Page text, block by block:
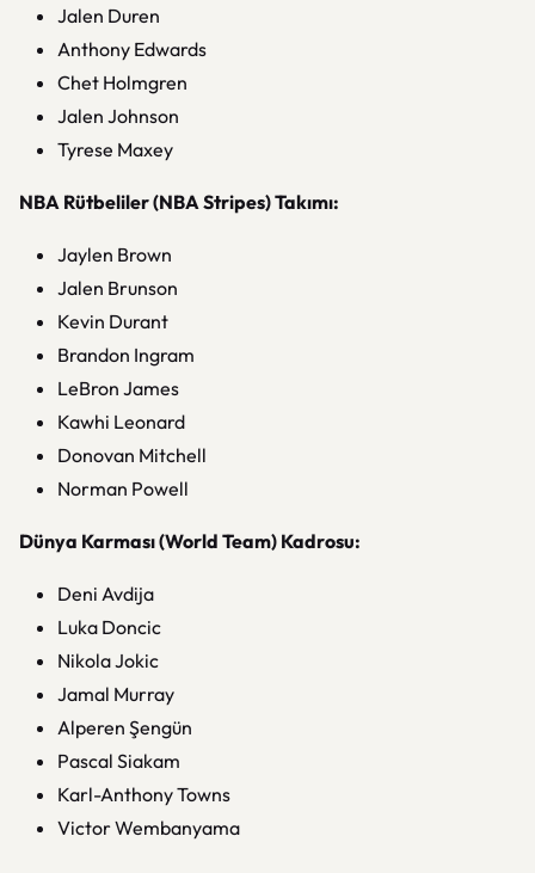
Jalen Duren
Anthony Edwards
Chet Holmgren
Jalen Johnson
Tyrese Maxey
NBA Rütbeliler (NBA Stripes) Takımı:
Jaylen Brown
Jalen Brunson
Kevin Durant
Brandon Ingram
LeBron James
Kawhi Leonard
Donovan Mitchell
Norman Powell
Dünya Karması (World Team) Kadrosu:
Deni Avdija
Luka Doncic
Nikola Jokic
Jamal Murray
Alperen Şengün
Pascal Siakam
Karl-Anthony Towns
Victor Wembanyama